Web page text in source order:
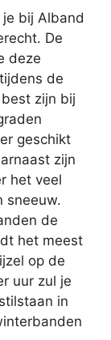
bij Alband
De
deze
de
zijn bij
geschikt
zijn
het veel
sneeuw.
de
het meest
op de
uur zul je
in